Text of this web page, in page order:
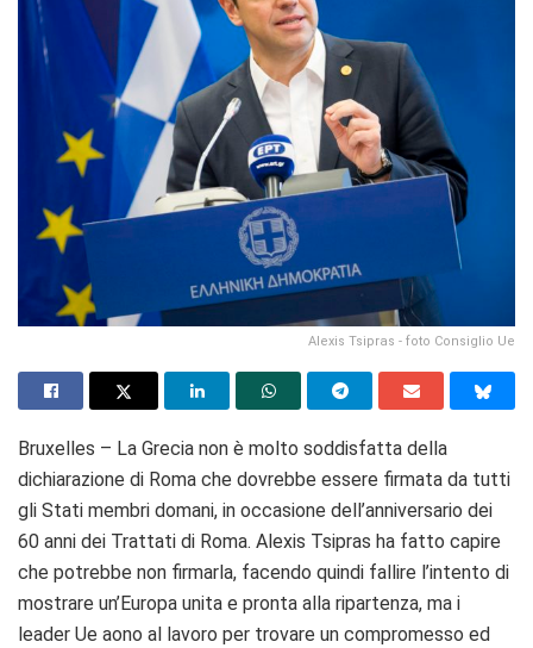
Alexis Tsipras - foto Consiglio Ue
Bruxelles – La Grecia non è molto soddisfatta della
dichiarazione di Roma che dovrebbe essere firmata da tutti
gli Stati membri domani, in occasione dell’anniversario dei
60 anni dei Trattati di Roma. Alexis Tsipras ha fatto capire
che potrebbe non firmarla, facendo quindi fallire l’intento di
mostrare un’Europa unita e pronta alla ripartenza, ma i
leader Ue aono al lavoro per trovare un compromesso ed